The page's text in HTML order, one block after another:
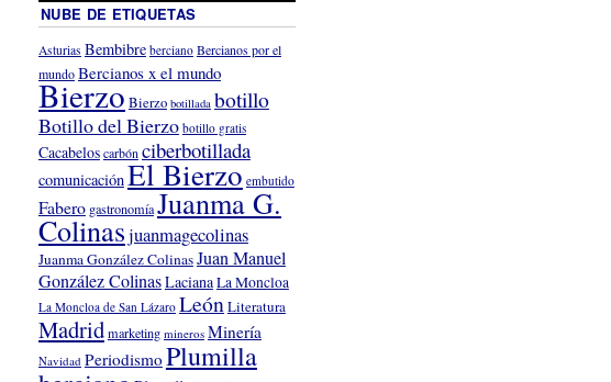
NUBE DE ETIQUETAS
Asturias Bembibre berciano Bercianos por el
mundoBercianos x el mundo
BierzoBierzo botillada botillo
Botillo del Bierzo botillo gratis
Cacabeloscarbón ciberbotillada
comunicaciónEl Bierzo embutido
Fabero gastronomíaJuanma G.
Colinasjuanmagecolinas
Juanma González ColinasJuan Manuel
González ColinasLacianaLa Moncloa
La Moncloa de San Lázaro LeónLiteratura
Madridmarketing mineros Minería
Navidad PeriodismoPlumilla